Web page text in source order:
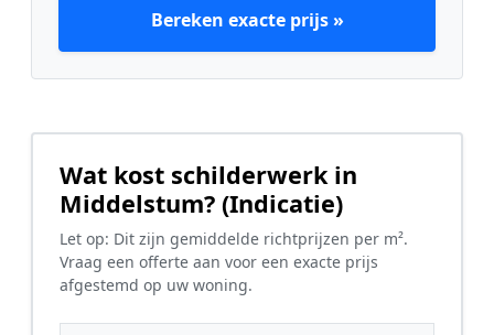
Bereken exacte prijs »
Wat kost schilderwerk in
Middelstum? (Indicatie)
Let op: Dit zijn gemiddelde richtprijzen per m².
Vraag een offerte aan voor een exacte prijs
afgestemd op uw woning.